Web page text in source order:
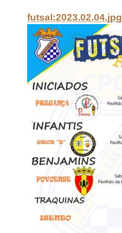
futsal:2023.02.04.jpg